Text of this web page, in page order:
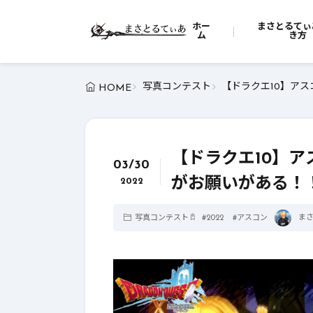
ホー
ム
まさとるて
き方
HOME 写真コンテスト 【ドラクエ10】ア
03/30
2022
【ドラクエ10】
がお願いがある！
写真コンテスト #2022 #アスコン ま